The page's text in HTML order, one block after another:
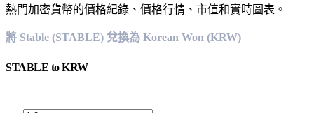
熱門加密貨幣的價格紀錄、價格行情、市值和實時圖表。
將 Stable (STABLE) 兌換為 Korean Won (KRW)
STABLE toKRW